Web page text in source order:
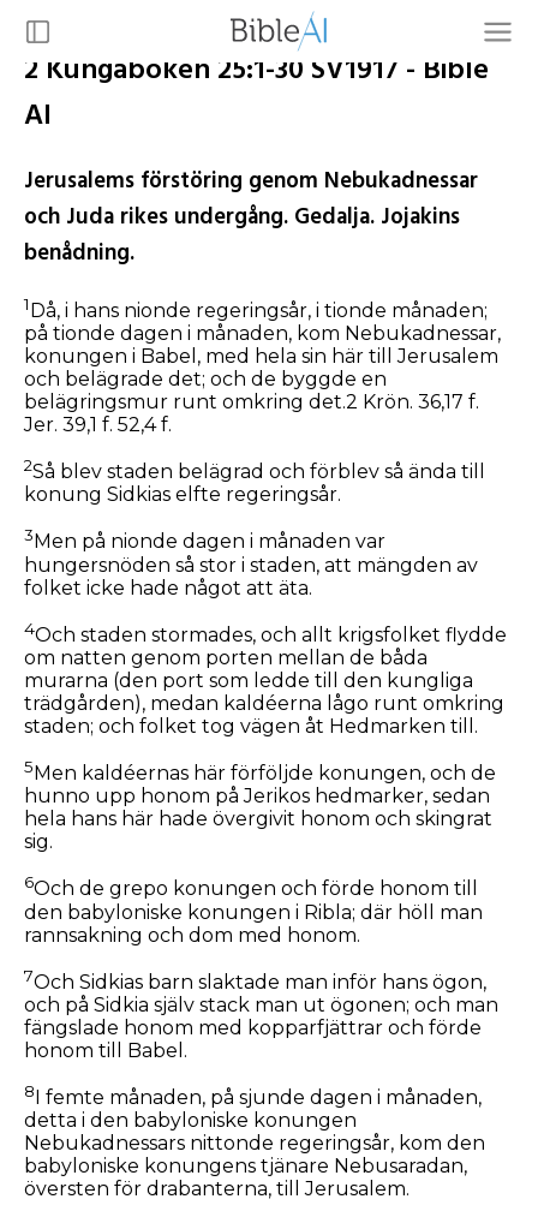
2 Kungaboken 25:1-30 SV1917 - Bible
AI
Jerusalems förstöring genom Nebukadnessar
och Juda rikes undergång. Gedalja. Jojakins
benådning.
1Då, i hans nionde regeringsår, i tionde månaden;
på tionde dagen i månaden, kom Nebukadnessar,
konungen i Babel, med hela sin här till Jerusalem
och belägrade det; och de byggde en
belägringsmur runt omkring det.2 Krön. 36,17 f.
Jer. 39,1 f. 52,4 f.
2Så blev staden belägrad och förblev så ända till
konung Sidkias elfte regeringsår.
3 Men på nionde dagen i månaden var
hungersnöden så stor i staden, att mängden av
folket icke hade något att äta.
4Och staden stormades, och allt krigsfolket flydde
om natten genom porten mellan de båda
murarna (den port som ledde till den kungliga
trädgården), medan kaldéerna lågo runt omkring
staden; och folket tog vägen åt Hedmarken till.
5 Men kaldéernas här förföljde konungen, och de
hunno upp honom på Jerikos hedmarker, sedan
hela hans här hade övergivit honom och skingrat
sig.
6Och de grepo konungen och förde honom till
den babyloniske konungen i Ribla; där höll man
rannsakning och dom med honom.
7Och Sidkias barn slaktade man inför hans ögon,
och på Sidkia själv stack man ut ögonen; och man
fängslade honom med kopparfjättrar och förde
honom till Babel.
8
I femte månaden, på sjunde dagen i månaden,
detta i den babyloniske konungen
Nebukadnessars nittonde regeringsår, kom den
babyloniske konungens tjänare Nebusaradan,
översten för drabanterna, till Jerusalem.